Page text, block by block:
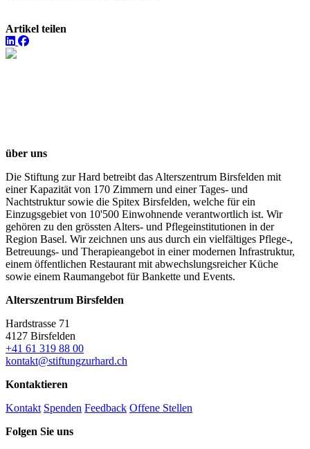
Artikel teilen
über uns
Die Stiftung zur Hard betreibt das Alterszentrum Birsfelden mit
einer Kapazität von 170 Zimmern und einer Tages- und
Nachtstruktur sowie die Spitex Birsfelden, welche für ein
Einzugsgebiet von 10'500 Einwohnende verantwortlich ist. Wir
gehören zu den grössten Alters- und Pflegeinstitutionen in der
Region Basel. Wir zeichnen uns aus durch ein vielfältiges Pflege-,
Betreuungs- und Therapieangebot in einer modernen Infrastruktur,
einem öffentlichen Restaurant mit abwechslungsreicher Küche
sowie einem Raumangebot für Bankette und Events.
Alterszentrum Birsfelden
Hardstrasse 71
4127 Birsfelden
+41 61 319 88 00
kontakt@stiftungzurhard.ch
Kontaktieren
Kontakt Spenden Feedback Offene Stellen
Folgen Sie uns